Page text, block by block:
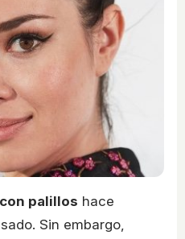
palillos hace
Sin embargo,